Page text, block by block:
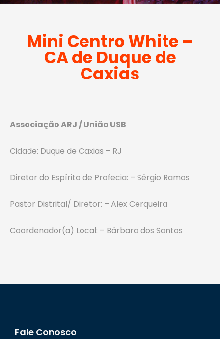
Mini Centro White –
CA de Duque de
Caxias
Associação ARJ / União USB
Cidade: Duque de Caxias – RJ
Diretor do Espírito de Profecia: – Sérgio Ramos
Pastor Distrital/ Diretor: – Alex Cerqueira
Coordenador(a) Local: – Bárbara dos Santos
Fale Conosco